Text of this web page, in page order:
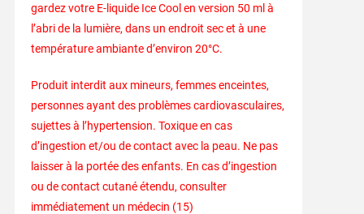
gardez votre E-liquide Ice Cool en version 50 ml à
l’abri de la lumière, dans un endroit sec et à une
température ambiante d’environ 20°C.
Produit interdit aux mineurs, femmes enceintes,
personnes ayant des problèmes cardiovasculaires,
sujettes à l’hypertension. Toxique en cas
d’ingestion et/ou de contact avec la peau. Ne pas
laisser à la portée des enfants. En cas d’ingestion
ou de contact cutané étendu, consulter
immédiatement un médecin (15)